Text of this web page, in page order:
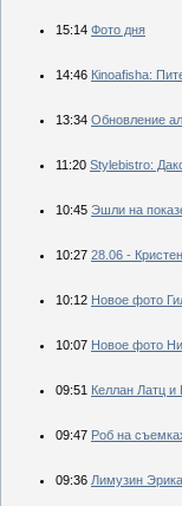
15:14 Фото дня
14:46 Кinoafisha:
13:34 Обновление
11:20 Stylebistro:
10:45 Эшли на
10:27 28.06 -
10:12 Новое фото
10:07 Новое фото
09:51 Келлан Латц
09:47 Роб на
09:36 Лимузин